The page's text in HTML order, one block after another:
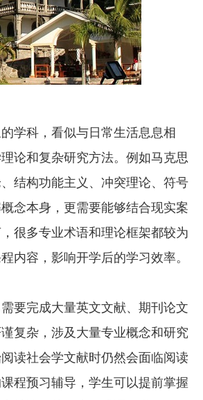
学科，看似与日常生活息息相
论和复杂研究方法。例如马克思
结构功能主义、冲突理论、符号
念本身，更需要能够结合现实案
很多专业术语和理论框架都较为
内容，影响开学后的学习效率。
要完成大量英文文献、期刊论文
复杂，涉及大量专业概念和研究
读社会学文献时仍然会面临阅读
程预习辅导，学生可以提前掌握